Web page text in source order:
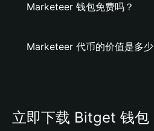
Marketeer 钱包免费吗？
Marketeer 代币的价值是多少
立即下载 Bitget 钱包